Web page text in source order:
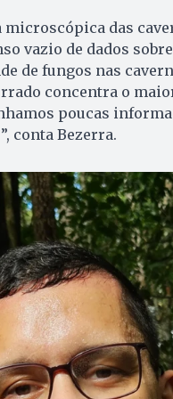
das
vazio de dados
de fungos nas
concentra o
poucas
conta Bezerra.